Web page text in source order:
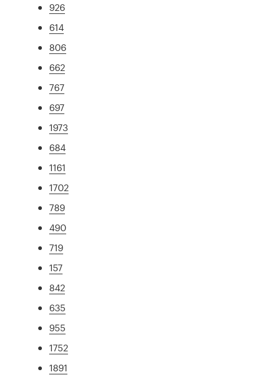
926
614
806
662
767
697
1973
684
1161
1702
789
490
719
157
842
635
955
1752
1891